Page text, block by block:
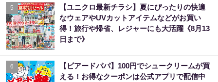
5
【ユニクロ最新チラシ】夏にぴったりの快適
なウェアやUVカットアイテムなどがお買い
得！旅行や帰省、レジャーにも大活躍《8月13
日まで》
6
【ビアードパパ】100円でシュークリームが買
える！お得なクーポンは公式アプリで配信中